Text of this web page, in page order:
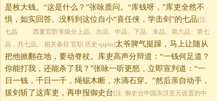
是枚大钱。“这是什么？”张咏质问。“库钱呀，”库吏全然不
惧，如实回答。没料到这位自小“喜任侠，学击剑”的七品[注:
七品 西夏官阶等级分上品、次品、中品、下品、末品、第六品、第七
品，共七品。 相关条目 官职 历史-qipin]太爷脾气挺躁，马上让随从
把他掀翻在地，要动脊杖。库吏高声分辩道：“一钱何足道？
你能打我，还能杀了我？”张咏一听更怒，立即宣判道：“一
日一钱，千日一千，绳锯木断，水滴石穿。”然后亲自动手，
拔剑斩了这库吏，再申报御史台 [注: 御史台中国东汉至元设置的中